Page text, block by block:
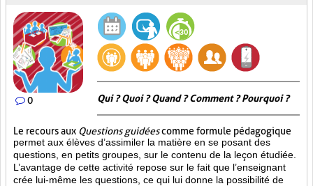
0 Qui ? Quoi ? Quand ? Comment ? Pourquoi ?
Le recours aux Questions guidéescomme formule pédagogique
permet aux élèves d’assimiler la matière en se posant des
questions, en petits groupes, sur le contenu de la leçon étudiée.
L’avantage de cette activité repose sur le fait que l’enseignant
crée lui-même les questions, ce qui lui donne la possibilité de